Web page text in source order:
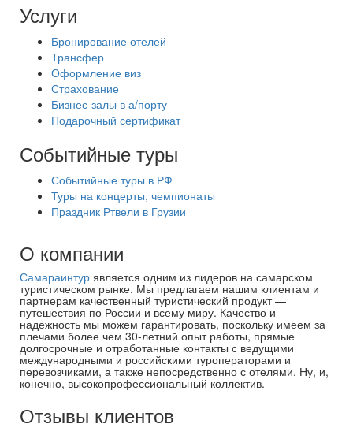
Услуги
Бронирование отелей
Трансфер
Оформление виз
Страхование
Бизнес-залы в а/порту
Подарочный сертификат
Событийные туры
Событийные туры в РФ
Туры на концерты, чемпионаты
Праздник Ртвели в Грузии
О компании
Самараинтур является одним из лидеров на самарском
туристическом рынке. Мы предлагаем нашим клиентам и
партнерам качественный туристический продукт —
путешествия по России и всему миру. Качество и
надежность мы можем гарантировать, поскольку имеем за
плечами более чем 30-летний опыт работы, прямые
долгосрочные и отработанные контакты с ведущими
международными и российскими туроператорами и
перевозчиками, а также непосредственно с отелями. Ну, и,
конечно, высокопрофессиональный коллектив.
Отзывы клиентов